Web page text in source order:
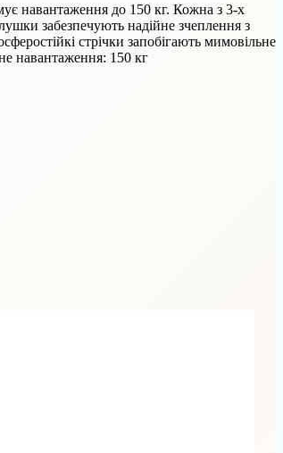
навантаження до 150 кг. Кожна з 3-х
забезпечують надійне зчеплення з
стрічки запобігають мимовільне
навантаження: 150 кг